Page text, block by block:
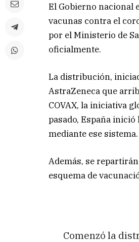
El Gobierno nacional
vacunas contra el
por el Ministerio de
oficialmente.
La distribución,
AstraZeneca que
COVAX, la iniciativa
pasado, España
mediante ese sistema.
Además, se
esquema de
Comenzó la